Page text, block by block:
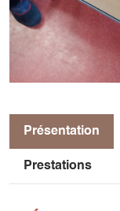
Présentation
Prestations